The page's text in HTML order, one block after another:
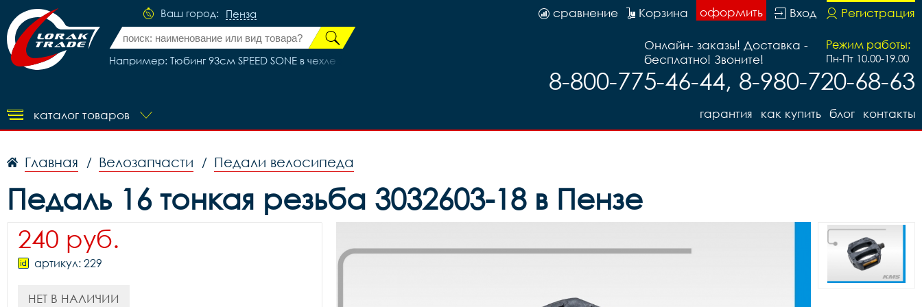
Ваш город: Пенза
Например: Тюбинг 93см SPEED SONE в чехле
Регистрация
Вход
оформить
Корзина
сравнение
Режим работы:
Пн-Пт 10.00-19.00
Онлайн- заказы! Доставка -
бесплатно! Звоните!
8-800-775-46-44, 8-980-720-68-63
каталог товаров контакты
блог
как купить
гарантия
Главная / Велозапчасти / Педали велосипеда
Педаль 16 тонкая резьба 3032603-18 в Пензе
240 руб.
артикул: 229
НЕТ В НАЛИЧИИ